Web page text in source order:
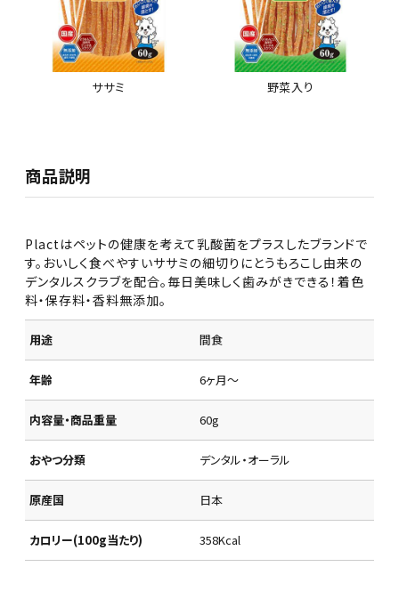
ササミ 野菜入り
商品説明
Plactはペットの健康を考えて乳酸菌をプラスしたブランドで
す。おいしく食べやすいササミの細切りにとうもろこし由来の
デンタルスクラブを配合。毎日美味しく歯みがきできる！着色
料・保存料・香料無添加。
用途 間食
年齢 6ヶ月～
内容量・商品重量 60g
おやつ分類 デンタル・オーラル
原産国 日本
カロリー(100g当たり) 358Kcal